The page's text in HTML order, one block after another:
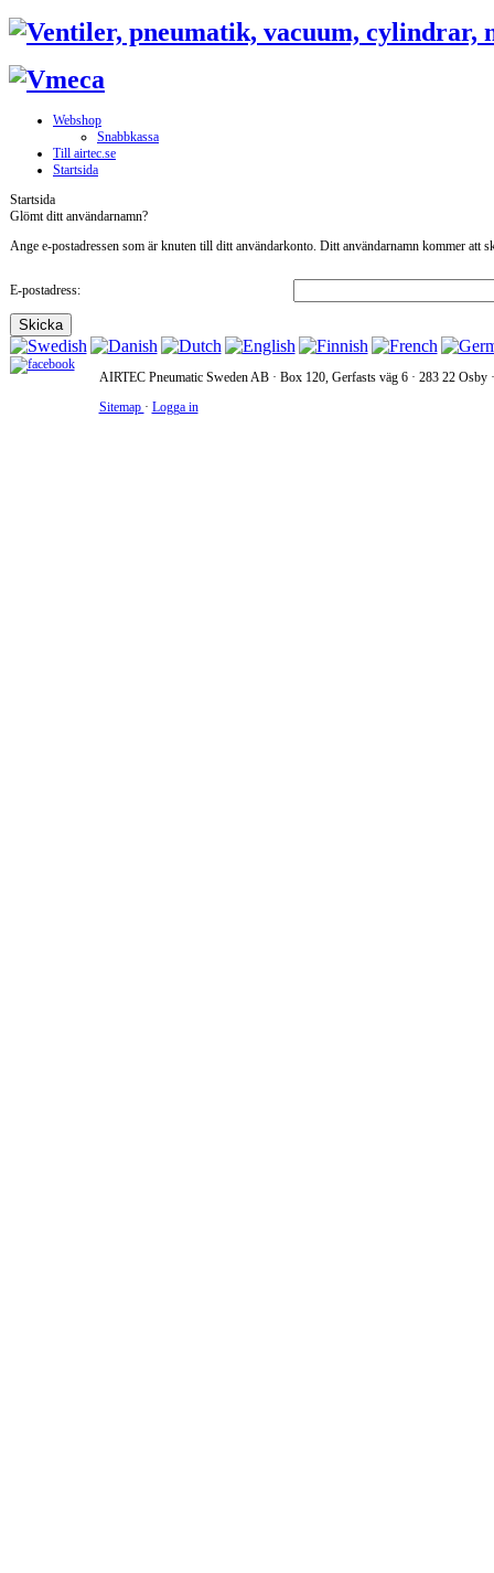
Webshop
Snabbkassa
Till airtec.se
Startsida
Startsida
Glömt ditt användarnamn?
Ange e-postadressen som är knuten till ditt användarkonto. Ditt användarnamn kommer att
E-postadress:
Skicka
AIRTEC Pneumatic Sweden AB · Box 120, Gerfasts väg 6 · 283 22
Sitemap · Logga in